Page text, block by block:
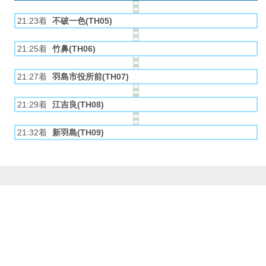
21:23着 不破一色(TH05)
21:25着 竹鼻(TH06)
21:27着 羽島市役所前(TH07)
21:29着 江吉良(TH08)
21:32着 新羽島(TH09)